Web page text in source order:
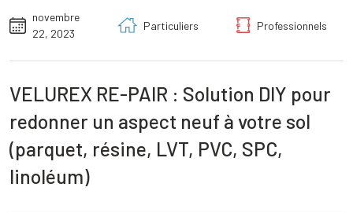
novembre
22, 2023
Particuliers Professionnels
VELUREX RE-PAIR : Solution DIY pour
redonner un aspect neuf à votre sol
(parquet, résine, LVT, PVC, SPC,
linoléum)